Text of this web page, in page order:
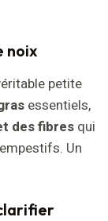
noix
petite
essentiels,
des fibresqui
Un